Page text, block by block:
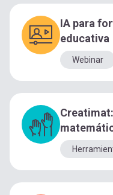
IA para
educativa
Webinar